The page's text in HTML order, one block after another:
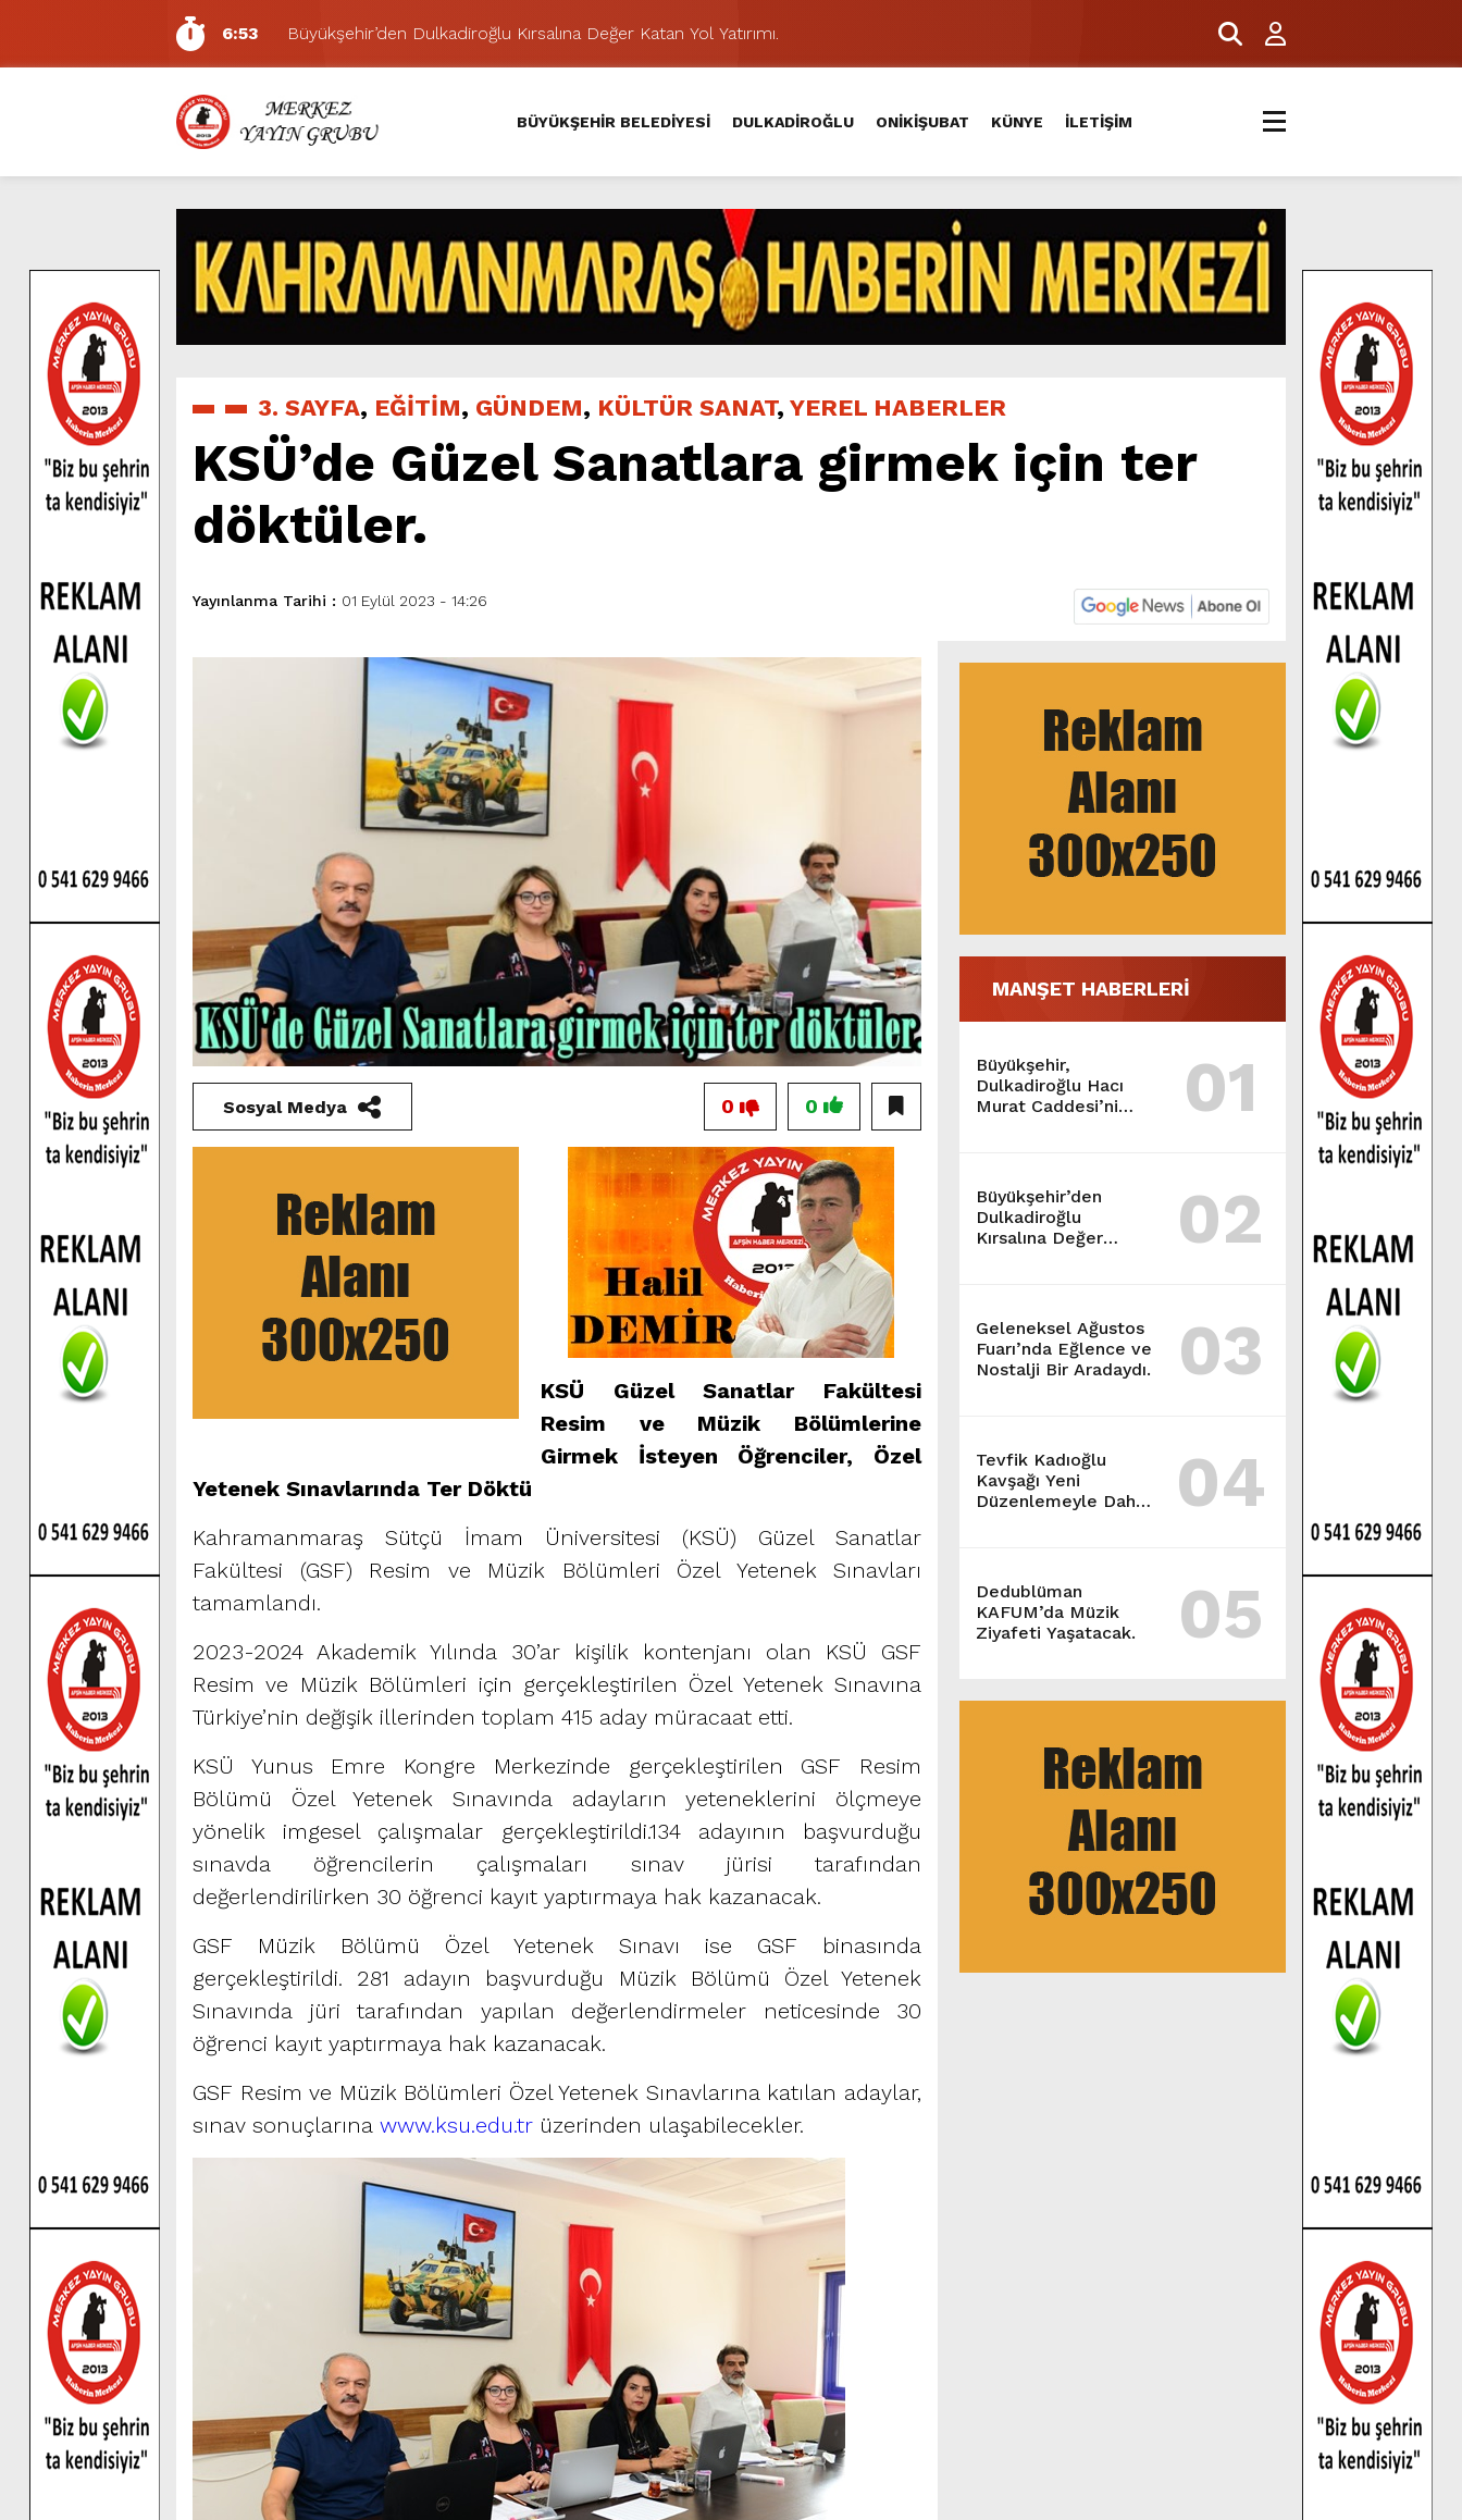
6:53
Büyükşehir’den Dulkadiroğlu Kırsalına Değer Katan Yol Yatırımı.
6:50
Geleneksel Ağustos Fuarı’nda Eğlence ve Nostalji Bir Aradaydı.
6:48
Tevfik Kadıoğlu Kavşağı Yeni Düzenlemeyle Daha Akıcı Hale Geliyor.
10:21
Dedublüman KAFUM’da Müzik Ziyafeti Yaşatacak.
16:31
Yeşilçam’ın Efsanesi Ağustos Fuarı’nda Hayat Bulacak
16:30
Uluslararası Bisiklet Turnuvası, Salı Günü KAFUM – Ali Kayası Etabıyla Başlıyor.
8:32
Büyükşehir, KAFUM’da Miniklere Unutulmaz Eğlence Yaşattı.
8:27
KAFUM’da Sahne Ailelerin; Bilgi, Beceri ve Eğlence Yarışacak.
4:15
2 Ağustos’ta KAFUM’da Minikleri Eğlence Dolu Bir Gün Bekliyor.
6:54
Büyükşehir, Dulkadiroğlu Hacı Murat Caddesi’ni Asfalta Hazırlıyor.
BÜYÜKŞEHİR BELEDİYESİ DULKADİROĞLU ONİKİŞUBAT KÜNYE İLETİŞİM
3. SAYFA, EĞİTİM, GÜNDEM, KÜLTÜR SANAT, YEREL HABERLER
KSÜ’de Güzel Sanatlara girmek için ter
döktüler.
Yayınlanma Tarihi : 01 Eylül 2023 - 14:26
MANŞET HABERLERİ
Büyükşehir,
Dulkadiroğlu Hacı
Murat Caddesi’ni
01
Büyükşehir’den
Dulkadiroğlu
Kırsalına Değer
02
Geleneksel Ağustos
Fuarı’nda Eğlence ve
Nostalji Bir Aradaydı.
03
Tevfik Kadıoğlu
Kavşağı Yeni
Düzenlemeyle Daha
04
Dedublüman
KAFUM’da Müzik
Ziyafeti Yaşatacak.
05
Sosyal Medya 0
0
KSÜ Güzel Sanatlar Fakültesi
Resim ve Müzik Bölümlerine
Girmek İsteyen Öğrenciler, Özel
Yetenek Sınavlarında Ter Döktü
Kahramanmaraş Sütçü İmam Üniversitesi (KSÜ) Güzel Sanatlar
Fakültesi (GSF) Resim ve Müzik Bölümleri Özel Yetenek Sınavları
tamamlandı.
2023-2024 Akademik Yılında 30’ar kişilik kontenjanı olan KSÜ GSF
Resim ve Müzik Bölümleri için gerçekleştirilen Özel Yetenek Sınavına
Türkiye’nin değişik illerinden toplam 415 aday müracaat etti.
KSÜ Yunus Emre Kongre Merkezinde gerçekleştirilen GSF Resim
Bölümü Özel Yetenek Sınavında adayların yeteneklerini ölçmeye
yönelik imgesel çalışmalar gerçekleştirildi.134 adayının başvurduğu
sınavda öğrencilerin çalışmaları sınav jürisi tarafından
değerlendirilirken 30 öğrenci kayıt yaptırmaya hak kazanacak.
GSF Müzik Bölümü Özel Yetenek Sınavı ise GSF binasında
gerçekleştirildi. 281 adayın başvurduğu Müzik Bölümü Özel Yetenek
Sınavında jüri tarafından yapılan değerlendirmeler neticesinde 30
öğrenci kayıt yaptırmaya hak kazanacak.
GSF Resim ve Müzik Bölümleri Özel Yetenek Sınavlarına katılan adaylar,
sınav sonuçlarına www.ksu.edu.tr üzerinden ulaşabilecekler.